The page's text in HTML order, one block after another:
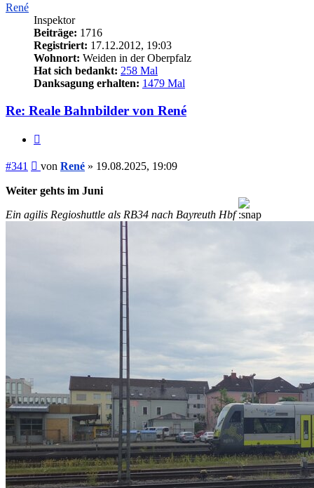
René
Inspektor
Beiträge: 1716
Registriert: 17.12.2012, 19:03
Wohnort: Weiden in der Oberpfalz
Hat sich bedankt: 258 Mal
Danksagung erhalten: 1479 Mal
Re: Reale Bahnbilder von René
#341 Beitrag
von René » 19.08.2025, 19:09
Weiter gehts im Juni
Ein agilis Regioshuttle als RB34 nach Bayreuth Hbf